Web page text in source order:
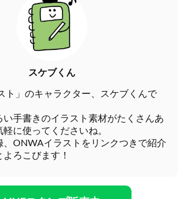
スケブくん
ト」のキャラクター、スケブくんで
い手書きのイラスト素材がたくさんあ
に使ってくださいね。
、ONWAイラストをリンクつきで紹介
ろこびます！